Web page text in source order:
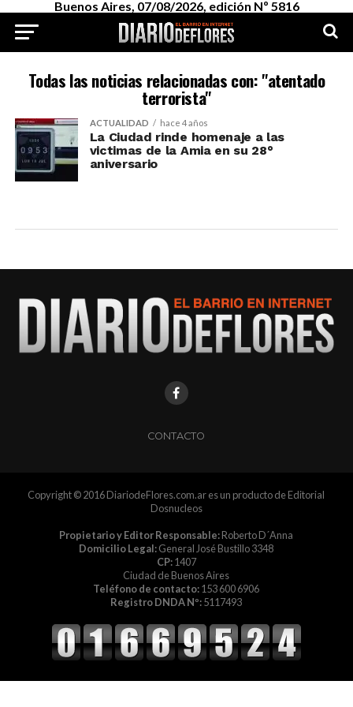
Buenos Aires, 07/08/2026, edición Nº 5816
Todas las noticias relacionadas con: "atentado
terrorista"
ACTUALIDAD hace 4 años
La Ciudad rinde homenaje a las
victimas de la Amia en su 28°
aniversario
CONTACTO
Copyright © 2016 DiariodeFlores.com.ar es un producto de Editorial
Dosnucleos
Propietario y Editor Responsable:Roberto D´Anna
Domicilio Legal:General José Bustillo 3348
CP:1407
Ciudad de Buenos Aires
Teléfono de contacto:153 600 6906
Registro DNDA Nº:5117493